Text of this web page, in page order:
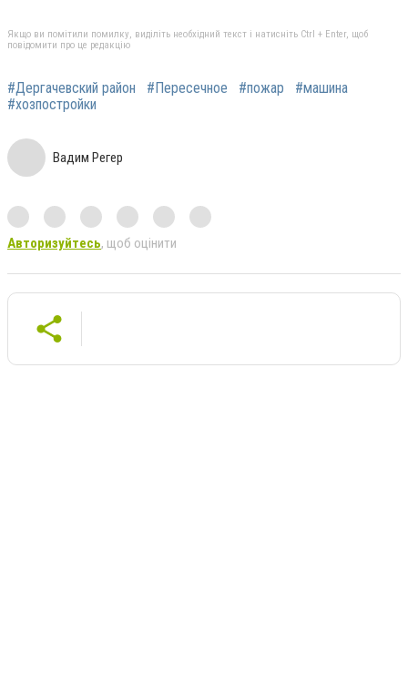
Якщо ви помітили помилку, виділіть необхідний текст і натисніть Ctrl + Enter, щоб
повідомити про це редакцію
#Дергачевский район #Пересечное #пожар
#машина
#хозпостройки
Вадим Регер
Авторизуйтесь, щоб оцінити